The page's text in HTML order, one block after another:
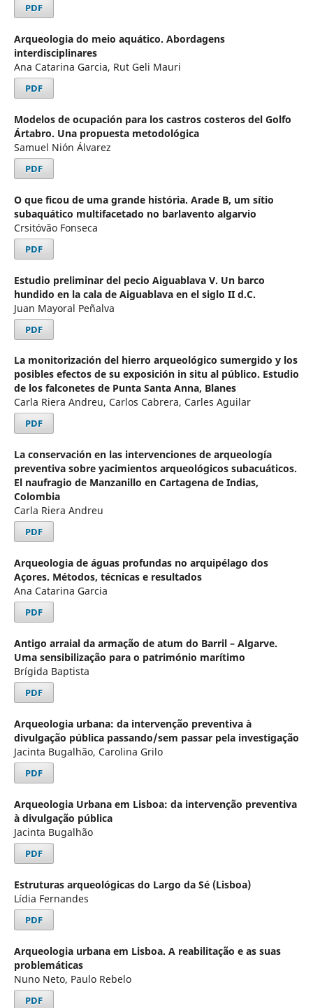
PDF
Arqueologia do meio aquático. Abordagens
interdisciplinares
Ana Catarina Garcia, Rut Geli Mauri
PDF
Modelos de ocupación para los castros costeros del Golfo
Ártabro. Una propuesta metodológica
Samuel Nión Álvarez
PDF
O que ficou de uma grande história. Arade B, um sítio
subaquático multifacetado no barlavento algarvio
Crsitóvão Fonseca
PDF
Estudio preliminar del pecio Aiguablava V. Un barco
hundido en la cala de Aiguablava en el siglo II d.C.
Juan Mayoral Peñalva
PDF
La monitorización del hierro arqueológico sumergido y los
posibles efectos de su exposición in situ al público. Estudio
de los falconetes de Punta Santa Anna, Blanes
Carla Riera Andreu, Carlos Cabrera, Carles Aguilar
PDF
La conservación en las intervenciones de arqueología
preventiva sobre yacimientos arqueológicos subacuáticos.
El naufragio de Manzanillo en Cartagena de Indias,
Colombia
Carla Riera Andreu
PDF
Arqueologia de águas profundas no arquipélago dos
Açores. Métodos, técnicas e resultados
Ana Catarina Garcia
PDF
Antigo arraial da armação de atum do Barril – Algarve.
Uma sensibilização para o património marítimo
Brígida Baptista
PDF
Arqueologia urbana: da intervenção preventiva à
divulgação pública passando/sem passar pela investigação
Jacinta Bugalhão, Carolina Grilo
PDF
Arqueologia Urbana em Lisboa: da intervenção preventiva
à divulgação pública
Jacinta Bugalhão
PDF
Estruturas arqueológicas do Largo da Sé (Lisboa)
Lídia Fernandes
PDF
Arqueologia urbana em Lisboa. A reabilitação e as suas
problemáticas
Nuno Neto, Paulo Rebelo
PDF